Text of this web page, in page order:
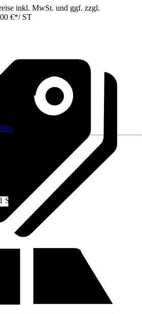
inkl. MwSt. und ggf. zzgl.
€*/ ST
1 ST